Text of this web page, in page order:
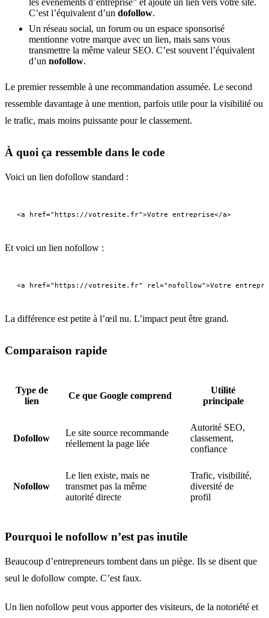
les événements d’entreprise” et ajoute un lien vers votre site.
C’est l’équivalent d’un dofollow.
Un réseau social, un forum ou un espace sponsorisé
mentionne votre marque avec un lien, mais sans vous
transmettre la même valeur SEO. C’est souvent l’équivalent
d’un nofollow.
Le premier ressemble à une recommandation assumée. Le second
ressemble davantage à une mention, parfois utile pour la visibilité ou
le trafic, mais moins puissante pour le classement.
À quoi ça ressemble dans le code
Voici un lien dofollow standard :
<a href="https://votresite.fr">Votre entreprise</a>
Et voici un lien nofollow :
La différence est petite à l’œil nu. L’impact peut être grand.
Comparaison rapide
Type de
lien
Ce que Google comprend
Utilité
principale
Dofollow
Le site source recommande
réellement la page liée
Autorité SEO,
classement,
confiance
Nofollow
Le lien existe, mais ne
transmet pas la même
autorité directe
Trafic, visibilité,
diversité de
profil
Pourquoi le nofollow n’est pas inutile
Beaucoup d’entrepreneurs tombent dans un piège. Ils se disent que
seul le dofollow compte. C’est faux.
Un lien nofollow peut vous apporter des visiteurs, de la notoriété et